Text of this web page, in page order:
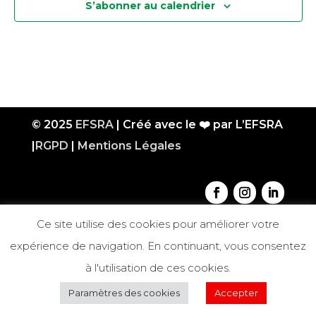
S’abonner au calendrier
© 2025 EFSRA| Créé avec le ❤️ par L’EFSRA
|RGPD | Mentions Légales
Ce site utilise des cookies pour améliorer votre
expérience de navigation. En continuant, vous consentez
à l'utilisation de ces cookies.
Paramètres des cookies Accepter